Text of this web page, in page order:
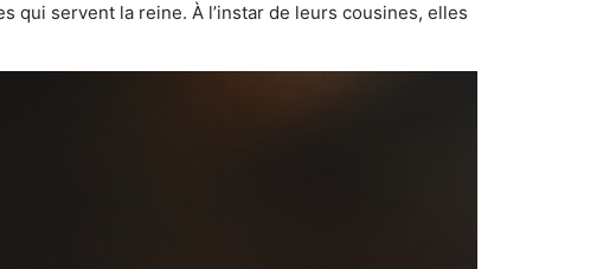
qui servent la reine. À l’instar de leurs cousines, elles